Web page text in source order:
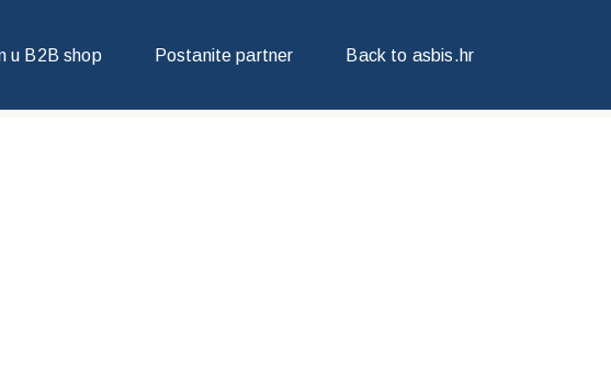
u B2B shop Postanite partner Back to asbis.hr